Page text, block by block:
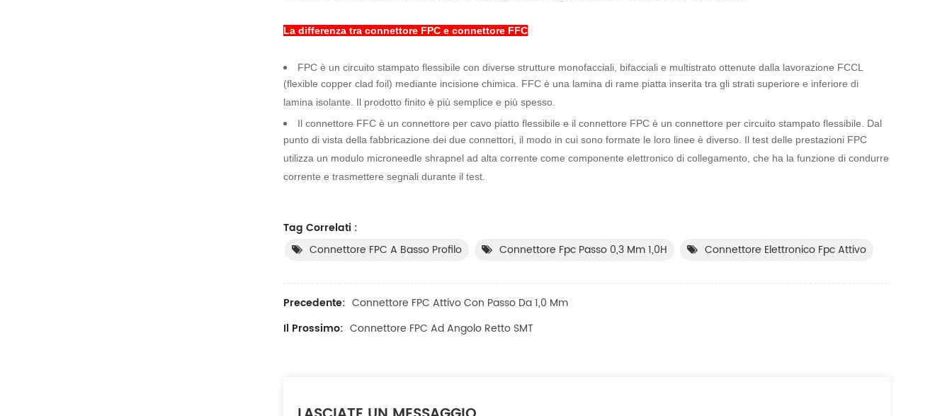
La differenza tra connettore FPC e connettore FFC
FPC è un circuito stampato flessibile con diverse strutture monofacciali, bifacciali e multistrato ottenute dalla lavorazione FCCL
(flexible copper clad foil) mediante incisione chimica. FFC è una lamina di rame piatta inserita tra gli strati superiore e inferiore di
lamina isolante. Il prodotto finito è più semplice e più spesso.
Il connettore FFC è un connettore per cavo piatto flessibile e il connettore FPC è un connettore per circuito stampato flessibile. Dal
punto di vista della fabbricazione dei due connettori, il modo in cui sono formate le loro linee è diverso. Il test delle prestazioni FPC
utilizza un modulo microneedle shrapnel ad alta corrente come componente elettronico di collegamento, che ha la funzione di condurre
corrente e trasmettere segnali durante il test.
Tag Correlati :
Connettore FPC A Basso Profilo
Connettore Fpc Passo 0,3 Mm 1,0H Connettore Elettronico Fpc Attivo
Precedente: Connettore FPC Attivo Con Passo Da 1,0 Mm
Il Prossimo: Connettore FPC Ad Angolo Retto SMT